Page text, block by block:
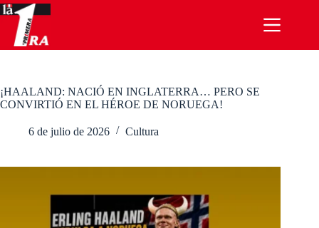
Saltar
al
contenido
¡HAALAND: NACIÓ EN INGLATERRA… PERO SE
CONVIRTIÓ EN EL HÉROE DE NORUEGA!
6 de julio de 2026 Cultura